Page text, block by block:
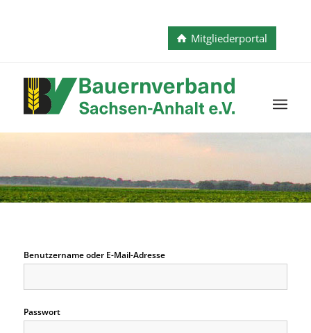
Mitgliederportal
Benutzername oder E-Mail-Adresse
Passwort